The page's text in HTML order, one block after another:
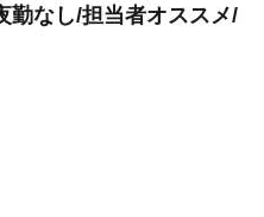
勤なし/担当者オススメ/